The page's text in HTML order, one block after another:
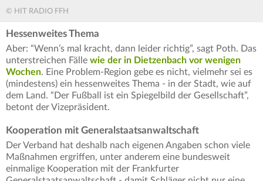
© HIT RADIO FFH
Hessenweites Thema
Aber: “Wenn’s mal kracht, dann leider richtig”, sagt Poth. Das
unterstreichen Fälle wie der in Dietzenbach vor wenigen
Wochen. Eine Problem-Region gebe es nicht, vielmehr sei es
(mindestens) ein hessenweites Thema - in der Stadt, wie auf
dem Land. “Der Fußball ist ein Spiegelbild der Gesellschaft”,
betont der Vizepräsident.
Kooperation mit Generalstaatsanwaltschaft
Der Verband hat deshalb nach eigenen Angaben schon viele
Maßnahmen ergriffen, unter anderem eine bundesweit
einmalige Kooperation mit der Frankfurter